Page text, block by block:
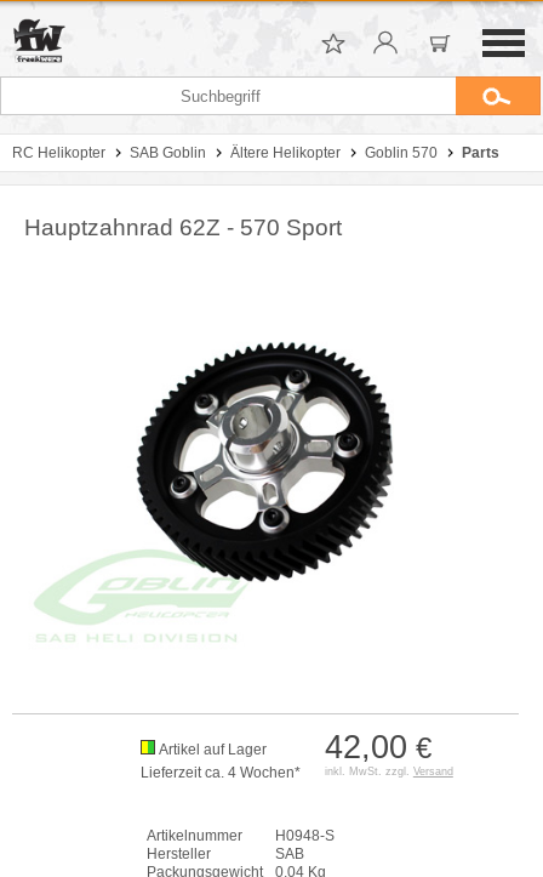
RC Helikopter SAB Goblin Ältere Helikopter Goblin 570 Parts
Hauptzahnrad 62Z - 570 Sport
42,00 €
inkl. MwSt. zzgl. Versand
Artikel auf Lager
Lieferzeit ca. 4 Wochen*
Artikelnummer
H0948-S
Hersteller
SAB
Packungsgewicht
0,04 Kg